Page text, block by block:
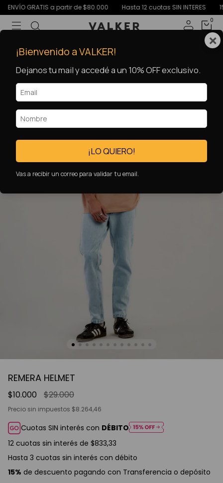
GRATIS a partir de $80.000 Hasta 12 cuotas SIN INTERES
0
%OFF
REMERA HELMET
$10.000 $29.000
Precio sin impuestos $8.264,46
Cuotas SIN interés con DÉBITO
12 cuotas sin interés de $833,33
Hasta 3 cuotas sin interés con débito
15% de descuento pagando con Transferencia o depósito
×
¡Bienvenido a VALKER!
Dejanos tu mail y accedé a un 10% OFF exclusivo.
¡LO QUIERO!
Vas a recibir un correo para validar tu email.